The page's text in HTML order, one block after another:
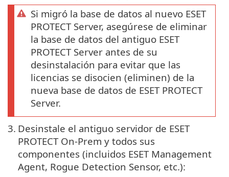
Si migró la base de datos al nuevo ESET
PROTECT Server, asegúrese de eliminar
la base de datos del antiguo ESET
PROTECT Server antes de su
desinstalación para evitar que las
licencias se disocien (eliminen) de la
nueva base de datos de ESET PROTECT
Server.
3. Desinstale el antiguo servidor de ESET
PROTECT On-Prem y todos sus
componentes (incluidos ESET Management
Agent, Rogue Detection Sensor, etc.):